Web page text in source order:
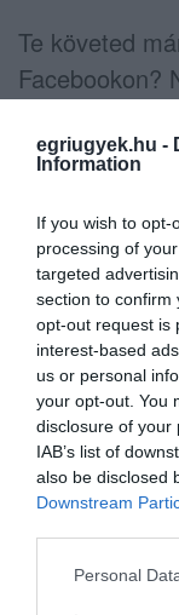
egriugyek.hu -
Information
If you wish to
processing of
targeted
section to confirm
opt-out request is
interest-based
us or personal
your opt-out. You
disclosure of your
IAB’s list of
also be disclosed
Downstream
Please note that
Personal
Te követed
Facebookon?
Ne maradjon
bennünket az
VISSZA A